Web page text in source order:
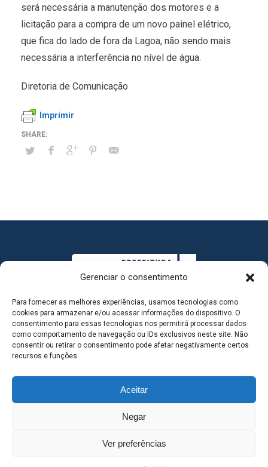
Gerenciar o consentimento
Para fornecer as melhores experiências, usamos tecnologias como
cookies para armazenar e/ou acessar informações do dispositivo. O
consentimento para essas tecnologias nos permitirá processar dados
como comportamento de navegação ou IDs exclusivos neste site. Não
consentir ou retirar o consentimento pode afetar negativamente certos
recursos e funções.
Aceitar
Negar
Ver preferências
será necessária a manutenção dos motores e a
licitação para a compra de um novo painel elétrico,
que fica do lado de fora da Lagoa, não sendo mais
necessária a interferência no nível de água.
Diretoria de Comunicação
Imprimir
MAPA DO SITE
SEDE DO ADMINISTRATIVO MUNICIPAL - Avenida